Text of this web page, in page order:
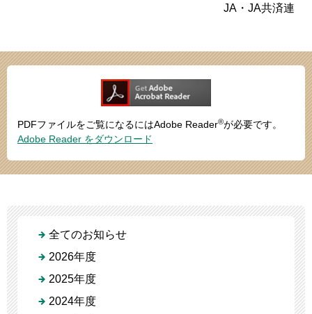
JA・JA共済連
PDFファイルをご覧になるにはAdobe Reader®が必要です。
Adobe Reader をダウンロード
全てのお知らせ
2026年度
2025年度
2024年度